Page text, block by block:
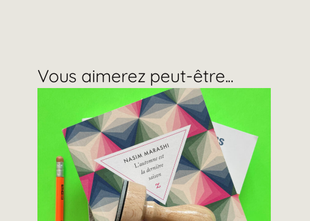
Vous aimerez peut-être...